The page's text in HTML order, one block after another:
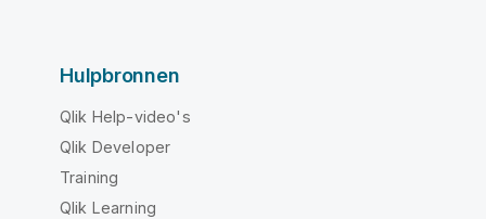
Hulpbronnen
Qlik Help-video's
Qlik Developer
Training
Qlik Learning